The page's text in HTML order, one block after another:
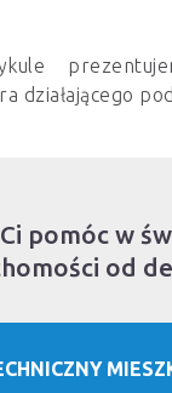
działającego
pomóc w
od